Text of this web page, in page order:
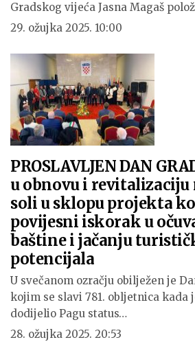
Gradskog vijeća Jasna Magaš
29. ožujka 2025. 10:00
PROSLAVLJEN DAN
u obnovu i revitalizaciju
soli u sklopu projekta
povijesni iskorak u
baštine i jačanju
potencijala
U svečanom ozračju obilježen je
kojim se slavi 781. obljetnica kada
dodijelio Pagu status…
28. ožujka 2025. 20:53